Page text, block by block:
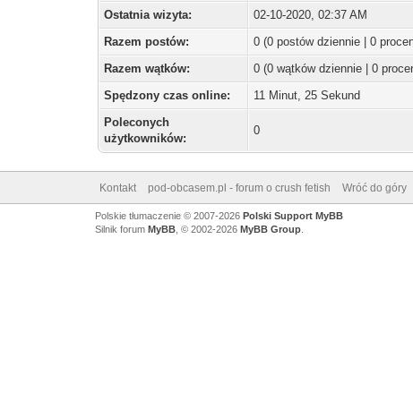
Ostatnia wizyta:
02-10-2020, 02:37 AM
Razem postów:
0 (0 postów dziennie | 0
Razem wątków:
0 (0 wątków dziennie | 0
Spędzony czas online:
11 Minut, 25 Sekund
Poleconych
użytkowników:
0
Kontakt pod-obcasem.pl - forum o crush fetish Wróć do góry
Polskie tłumaczenie © 2007-2026 Polski Support MyBB
Silnik forum MyBB, © 2002-2026 MyBB Group.